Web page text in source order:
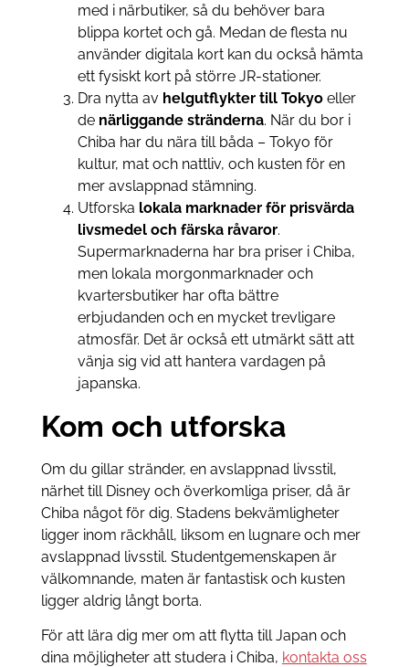
med i närbutiker, så du behöver bara
blippa kortet och gå. Medan de flesta nu
använder digitala kort kan du också hämta
ett fysiskt kort på större JR-stationer.
Dra nytta av helgutflykter till Tokyo eller
de närliggande stränderna. När du bor i
Chiba har du nära till båda – Tokyo för
kultur, mat och nattliv, och kusten för en
mer avslappnad stämning.
Utforska lokala marknader för prisvärda
livsmedel och färska råvaror.
Supermarknaderna har bra priser i Chiba,
men lokala morgonmarknader och
kvartersbutiker har ofta bättre
erbjudanden och en mycket trevligare
atmosfär. Det är också ett utmärkt sätt att
vänja sig vid att hantera vardagen på
japanska.
Kom och utforska
Om du gillar stränder, en avslappnad livsstil,
närhet till Disney och överkomliga priser, då är
Chiba något för dig. Stadens bekvämligheter
ligger inom räckhåll, liksom en lugnare och mer
avslappnad livsstil. Studentgemenskapen är
välkomnande, maten är fantastisk och kusten
ligger aldrig långt borta.
För att lära dig mer om att flytta till Japan och
dina möjligheter att studera i Chiba, kontakta oss